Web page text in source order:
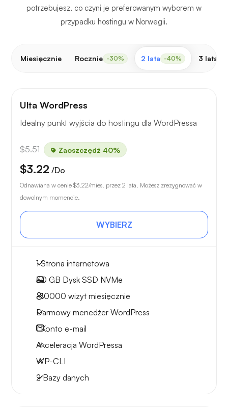
potrzebujesz, co czyni je preferowanym wyborem w
przypadku hostingu w Norwegii.
Miesięcznie Rocznie -30% 2 lata -40% 3 lata
Ulta WordPress
Idealny punkt wyjścia do hostingu dla WordPressa
$5.51 Zaoszczędź 40%
$3.22 /Do
Odnawiana w cenie $3.22/mies. przez 2 lata. Możesz zrezygnować w
dowolnym momencie.
WYBIERZ
1 Strona internetowa
30 GB Dysk SSD NVMe
~10000 wizyt miesięcznie
Darmowy menedżer WordPress
1Konto e-mail
Akceleracja WordPressa
WP-CLI
2 Bazy danych